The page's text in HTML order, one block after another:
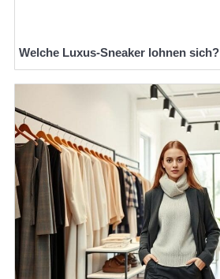
Welche Luxus-Sneaker lohnen sich?